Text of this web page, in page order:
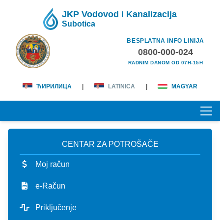
JKP Vodovod i Kanalizacija
Subotica
BESPLATNA INFO LINIJA
0800-000-024
RADNIM DANOM OD 07H-15H
ЋИРИЛИЦА LATINICA MAGYAR
POČETNA
O NAMA
lična karta
KORISNICI
CENTAR ZA POTROŠAČE
Moj račun
e-Račun
Priključenje